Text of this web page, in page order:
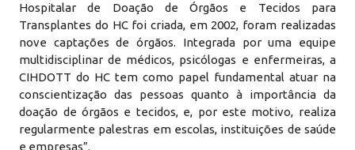
Hospitalar de Doação de Órgãos e Tecidos para
Transplantes do HC foi criada, em 2002, foram realizadas
nove captações de órgãos. Integrada por uma equipe
multidisciplinar de médicos, psicólogas e enfermeiras, a
CIHDOTT do HC tem como papel fundamental atuar na
conscientização das pessoas quanto à importância da
doação de órgãos e tecidos, e, por este motivo, realiza
regularmente palestras em escolas, instituições de saúde
e empresas”.